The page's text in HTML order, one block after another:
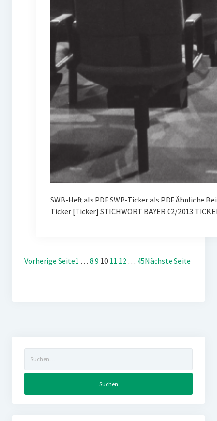
SWB-Heft als PDF SWB-Ticker als PDF Ähnliche
Ticker [Ticker] STICHWORT BAYER 02/2013
Vorherige Seite1 … 8 9 10 11 12 … 45Nächste Seite
nach: